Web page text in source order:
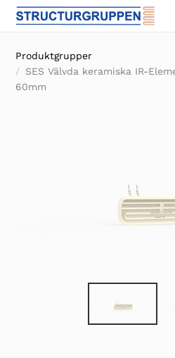
vidare
innehåll
Produktgrupper
SES Välvda keramiska IR-
60mm